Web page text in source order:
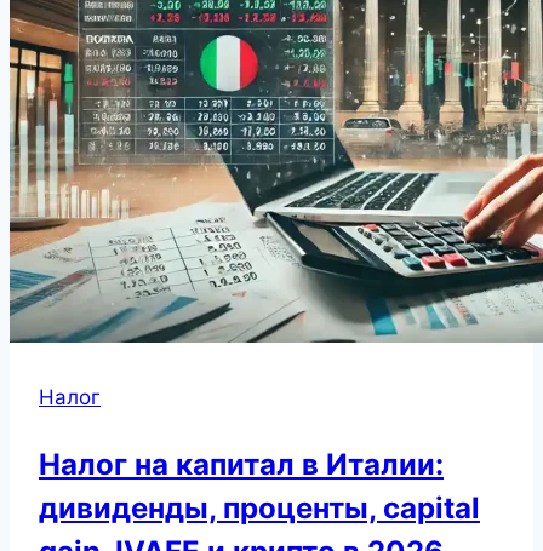
Налог
Налог на капитал в Италии:
дивиденды, проценты, capital